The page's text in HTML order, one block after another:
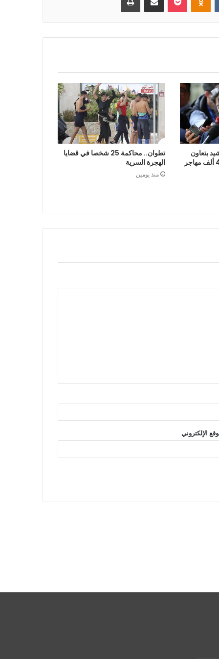
بتعاون
الرباط في إعادة قرابة 48 ألف مهاجر
تطوان.. محاكمة 25 شخصا في قضايا
الهجرة السرية
منذ يومين
الإلكتروني